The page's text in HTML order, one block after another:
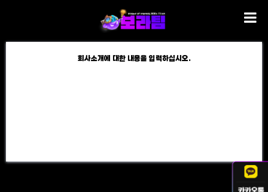
회사소개에 대한 내용을 입력하십시오.